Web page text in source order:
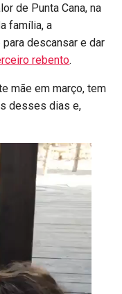
de Punta Cana, na
família, a
descansar e dar
rebento.
mãe em março, tem
desses dias e,